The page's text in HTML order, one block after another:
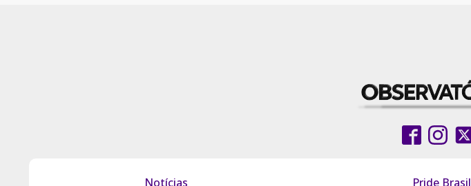
Notícias Pride Brasil